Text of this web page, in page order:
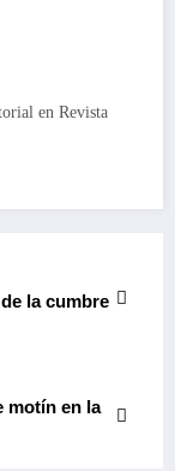
en Revista
la cumbre
motín en la